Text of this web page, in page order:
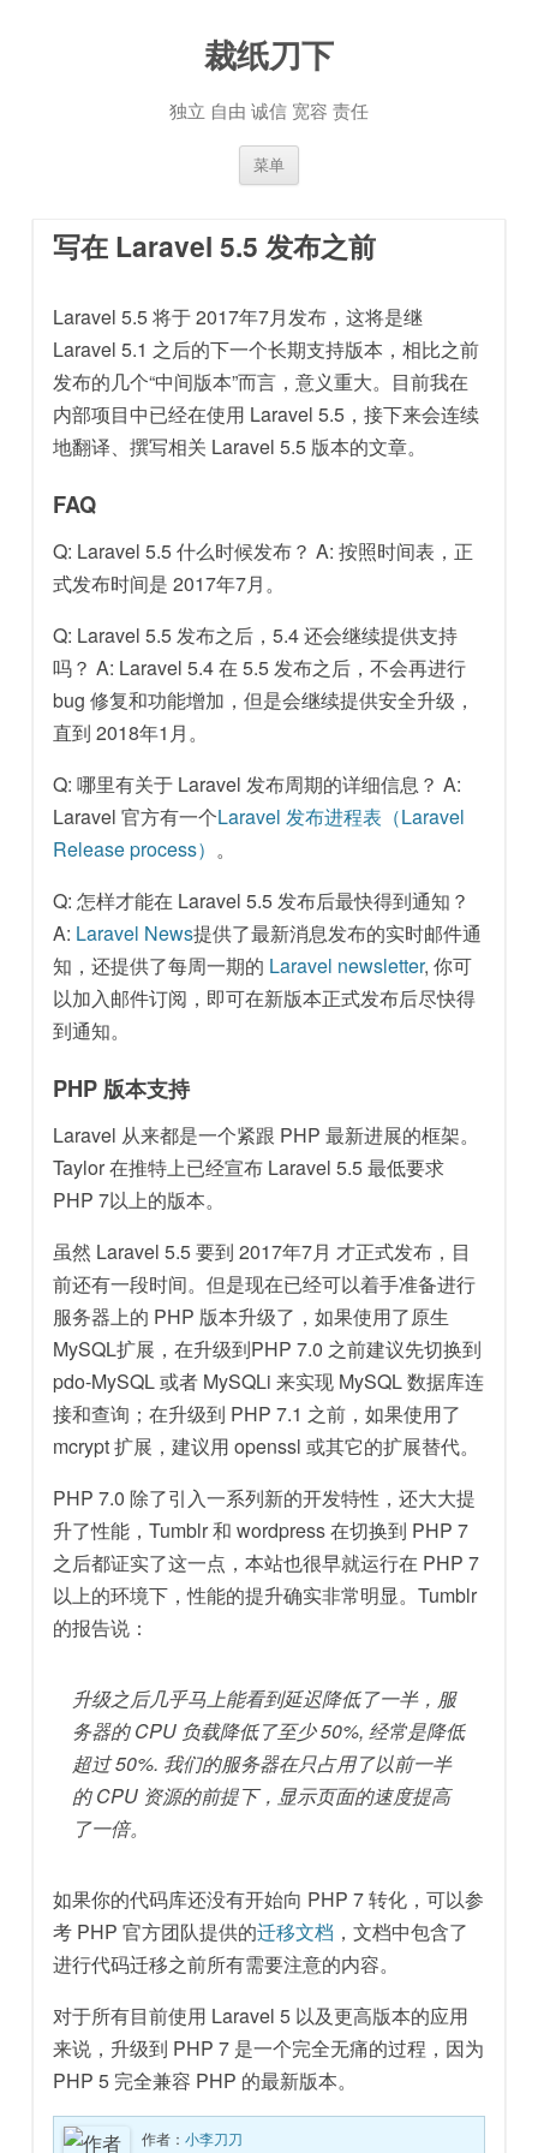
裁纸刀下
独立 自由 诚信 宽容 责任
菜单
写在 Laravel 5.5 发布之前
Laravel 5.5 将于 2017年7月发布，这将是继
Laravel 5.1 之后的下一个长期支持版本，相比之前
发布的几个“中间版本”而言，意义重大。目前我在
内部项目中已经在使用 Laravel 5.5，接下来会连续
地翻译、撰写相关 Laravel 5.5 版本的文章。
FAQ
Q: Laravel 5.5 什么时候发布？ A: 按照时间表，正
式发布时间是 2017年7月。
Q: Laravel 5.5 发布之后，5.4 还会继续提供支持
吗？ A: Laravel 5.4 在 5.5 发布之后，不会再进行
bug 修复和功能增加，但是会继续提供安全升级，
直到 2018年1月。
Q: 哪里有关于 Laravel 发布周期的详细信息？ A:
Laravel 官方有一个Laravel 发布进程表（Laravel
Release process） 。
Q: 怎样才能在 Laravel 5.5 发布后最快得到通知？
A: Laravel News提供了最新消息发布的实时邮件通
知，还提供了每周一期的 Laravel newsletter, 你可
以加入邮件订阅，即可在新版本正式发布后尽快得
到通知。
PHP 版本支持
Laravel 从来都是一个紧跟 PHP 最新进展的框架。
Taylor 在推特上已经宣布 Laravel 5.5 最低要求
PHP 7以上的版本。
虽然 Laravel 5.5 要到 2017年7月 才正式发布，目
前还有一段时间。但是现在已经可以着手准备进行
服务器上的 PHP 版本升级了，如果使用了原生
MySQL扩展，在升级到PHP 7.0 之前建议先切换到
pdo-MySQL 或者 MySQLi 来实现 MySQL 数据库连
接和查询；在升级到 PHP 7.1 之前，如果使用了
mcrypt 扩展，建议用 openssl 或其它的扩展替代。
PHP 7.0 除了引入一系列新的开发特性，还大大提
升了性能，Tumblr 和 wordpress 在切换到 PHP 7
之后都证实了这一点，本站也很早就运行在 PHP 7
以上的环境下，性能的提升确实非常明显。Tumblr
的报告说：
升级之后几乎马上能看到延迟降低了一半，服
务器的 CPU 负载降低了至少 50%, 经常是降低
超过 50%. 我们的服务器在只占用了以前一半
的 CPU 资源的前提下，显示页面的速度提高
了一倍。
如果你的代码库还没有开始向 PHP 7 转化，可以参
考 PHP 官方团队提供的迁移文档 ，文档中包含了
进行代码迁移之前所有需要注意的内容。
对于所有目前使用 Laravel 5 以及更高版本的应用
来说，升级到 PHP 7 是一个完全无痛的过程，因为
PHP 5 完全兼容 PHP 的最新版本。
作者：小李刀刀